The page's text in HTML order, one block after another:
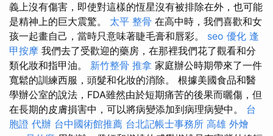
義上沒有傷害，即使對這樣的恆星沒有被排除在外，也可能
是精神上的巨大震驚。 太平 整骨 在高中時，我們喜歡和女
孩一起畫自己，當時只意味著睫毛膏和唇彩。 seo 優化 逢
甲按摩 我們去了受歡迎的藥房，在那裡我們花了觀看和分
類化妝和指甲油。 新竹整骨 推拿 家庭辦公時期帶來了一件
寬鬆的訓練西服，頭髮和化妝的消除。 根據美國食品和醫
學辦公室的說法，FDA雖然由於短期痛苦的後果而曬傷，但
在長期的皮膚損害中，可以將病變添加到病理病變中。 台
胞證 代辦 台中國術館推薦 台北記帳士事務所 高雄 外燴